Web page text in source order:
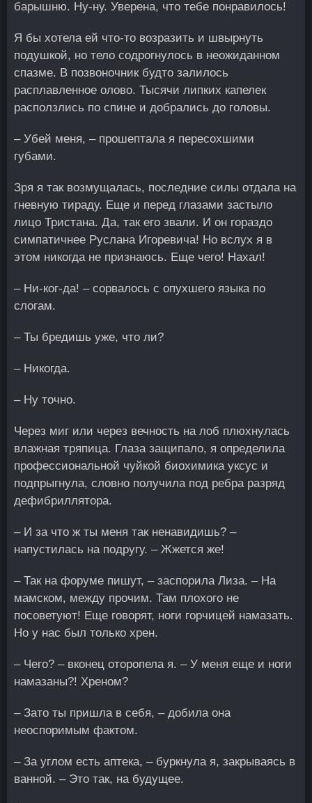
барышню. Ну-ну. Уверена, что тебе понравилось!
Я бы хотела ей что-то возразить и швырнуть
подушкой, но тело содрогнулось в неожиданном
спазме. В позвоночник будто залилось
расплавленное олово. Тысячи липких капелек
расползлись по спине и добрались до головы.
– Убей меня, – прошептала я пересохшими
губами.
Зря я так возмущалась, последние силы отдала на
гневную тираду. Еще и перед глазами застыло
лицо Тристана. Да, так его звали. И он гораздо
симпатичнее Руслана Игоревича! Но вслух я в
этом никогда не признаюсь. Еще чего! Нахал!
– Ни-ког-да! – сорвалось с опухшего языка по
слогам.
– Ты бредишь уже, что ли?
– Никогда.
– Ну точно.
Через миг или через вечность на лоб плюхнулась
влажная тряпица. Глаза защипало, я определила
профессиональной чуйкой биохимика уксус и
подпрыгнула, словно получила под ребра разряд
дефибриллятора.
– И за что ж ты меня так ненавидишь? –
напустилась на подругу. – Жжется же!
– Так на форуме пишут, – заспорила Лиза. – На
мамском, между прочим. Там плохого не
посоветуют! Еще говорят, ноги горчицей намазать.
Но у нас был только хрен.
– Чего? – вконец оторопела я. – У меня еще и ноги
намазаны?! Хреном?
– Зато ты пришла в себя, – добила она
неоспоримым фактом.
– За углом есть аптека, – буркнула я, закрываясь в
ванной. – Это так, на будущее.